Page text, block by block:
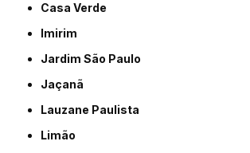
Casa Verde
Imirim
Jardim São Paulo
Jaçanã
Lauzane Paulista
Limão